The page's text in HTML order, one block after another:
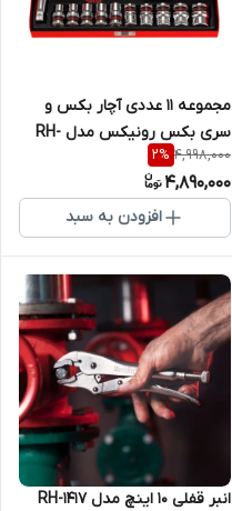
مجموعه 11 عددی آچار بکس و
سری بکس رونیکس مدل RH-
2610
4,998,000
2%
4,890,000
افزودن به سبد
انبر قفلی 10 اینچ مدل RH-1417